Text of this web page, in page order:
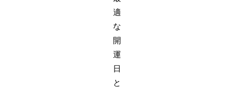
適
な
開
運
日
と